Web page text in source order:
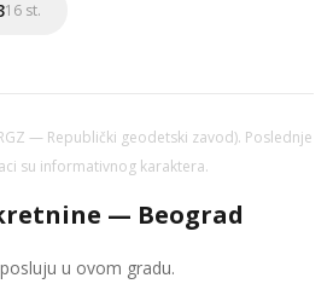
16 st.
— Republički geodetski zavod). Poslednje
su informativnog karaktera.
— Beograd
u ovom gradu.